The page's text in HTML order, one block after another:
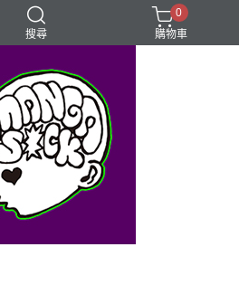
搜尋
Mangasick Love
動物 實驗
0
購物車